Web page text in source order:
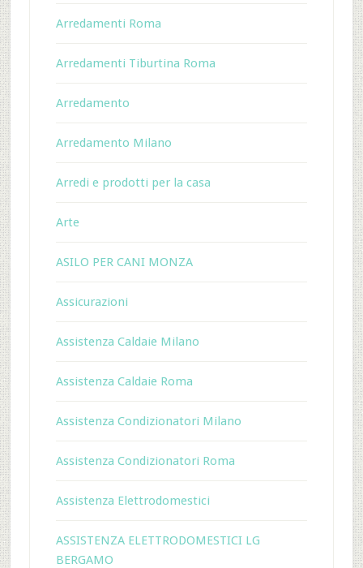
Arredamenti Roma
Arredamenti Tiburtina Roma
Arredamento
Arredamento Milano
Arredi e prodotti per la casa
Arte
ASILO PER CANI MONZA
Assicurazioni
Assistenza Caldaie Milano
Assistenza Caldaie Roma
Assistenza Condizionatori Milano
Assistenza Condizionatori Roma
Assistenza Elettrodomestici
ASSISTENZA ELETTRODOMESTICI LG
BERGAMO